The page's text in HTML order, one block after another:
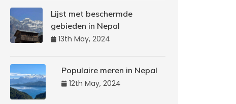
Lijst met beschermde
gebieden in Nepal
13th May, 2024
Populaire meren in Nepal
12th May, 2024